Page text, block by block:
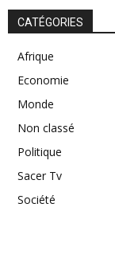
CATÉGORIES
Afrique
Economie
Monde
Non classé
Politique
Sacer Tv
Société